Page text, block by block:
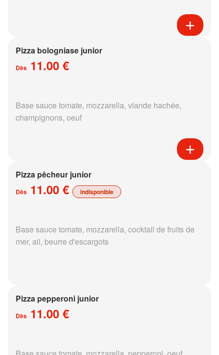
Pizza bologniase junior
Dès 11.00 €
Base sauce tomate, mozzarella, viande hachée,
champignons, oeuf
Pizza pêcheur junior
Dès 11.00 € indisponible
Base sauce tomate, mozzarella, cocktail de fruits de
mer, ail, beurre d'escargots
Pizza pepperoni junior
Dès 11.00 €